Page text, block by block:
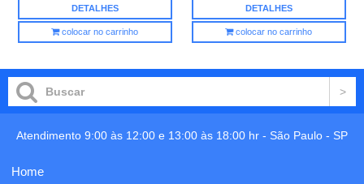
DETALHES
colocar no carrinho
DETALHES
colocar no carrinho
Atendimento 9:00 às 12:00 e 13:00 às 18:00 hr - São Paulo - SP
Home